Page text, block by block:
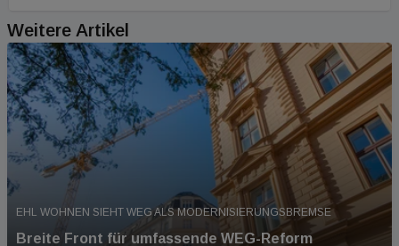
Weitere Artikel
EHL WOHNEN SIEHT WEG ALS MODERNISIERUNGSBREMSE
Breite Front für umfassende WEG-Reform